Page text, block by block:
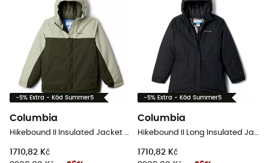
-5% Extra - Kód Summer5
Columbia
Hikebound II Insulated Jacket - Dětská nepromokavá bunda
1710,82 Kč
-5% Extra - Kód Summer5
Columbia
Hikebound II Long Insulated Jacket - Dětská nepromokavá bunda
1710,82 Kč